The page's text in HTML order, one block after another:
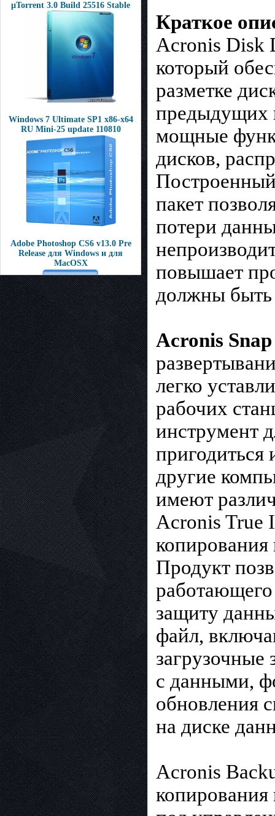
µTorrent 3.0 Build 25516 Stable
Windows 7 Ultimate SP1 x86-х64
RU Mini-25 update 110810
Adobe Photoshop CS6 v13.0 Pre
Release для Windows и для
MacOSX
Краткое
Acronis Disk
который
разметке
предыдущих
мощные
дисков,
пакет
потери
повышает
должны
Acronis
легко
рабочих
инструмент
пригодиться
другие
имеют
Acronis True
копирования
Продукт
защиту
файл,
с данными,
обновления
на диске
Acronis
копирования